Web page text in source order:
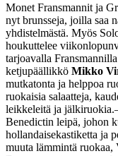
Monet Fransmannit ja
nyt brunsseja, joilla saa
yhdistelmästä. Myös
houkuttelee
tarjoavalla
ketjupäällikkö Mikko
mutkatonta ja helppoa
ruokaisia salaatteja,
leikkeleitä ja jälkiruokia.
Benedictin leipä, johon
hollandaisekastiketta ja
muuta lämmintä ruokaa,